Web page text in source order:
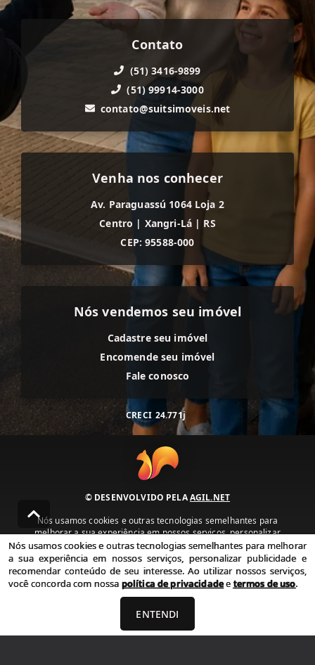
Contato
(51) 3416-9899
(51) 99914-3000
contato@suitsimoveis.net
Venha nos conhecer
Av. Paraguassú 1064 Loja 2
Centro | Xangri-Lá | RS
CEP: 95588-000
Nós vendemos seu imóvel
Cadastre seu imóvel
Encomende seu imóvel
Fale conosco
CRECI 24.771j
© DESENVOLVIDO PELAAGIL.NET
Nós usamos cookies e outras tecnologias semelhantes para
melhorar a sua experiência em nossos serviços, personalizar
publicidade e recomendar conteúdo de seu interesse. Ao utilizar
nossos serviços, você concorda com nossa política de privacidade e
termos de uso.
Política de Privacidade Termos de uso
Nós usamos cookies e outras tecnologias semelhantes para melhorar
a sua experiência em nossos serviços, personalizar publicidade e
recomendar conteúdo de seu interesse. Ao utilizar nossos serviços,
você concorda com nossa política de privacidadeetermos de uso.
ENTENDI